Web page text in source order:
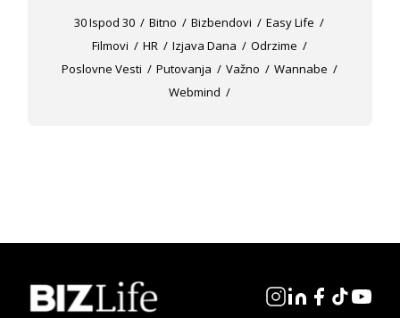
30 Ispod 30 Bitno Bizbendovi
Easy Life
Filmovi
HR Izjava Dana
Odrzime
Poslovne Vesti
Putovanja Važno
Wannabe
Webmind